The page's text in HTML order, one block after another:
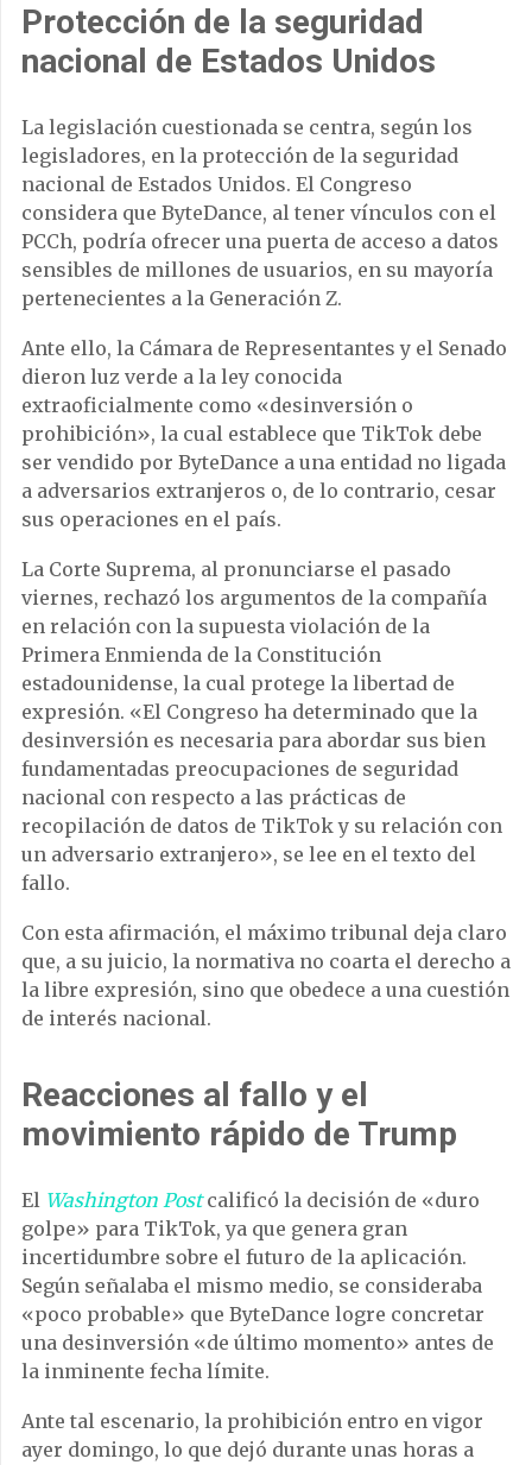
Protección de la seguridad
nacional de Estados Unidos
La legislación cuestionada se centra, según los
legisladores, en la protección de la seguridad
nacional de Estados Unidos. El Congreso
considera que ByteDance, al tener vínculos con el
PCCh, podría ofrecer una puerta de acceso a datos
sensibles de millones de usuarios, en su mayoría
pertenecientes a la Generación Z.
Ante ello, la Cámara de Representantes y el Senado
dieron luz verde a la ley conocida
extraoficialmente como «desinversión o
prohibición», la cual establece que TikTok debe
ser vendido por ByteDance a una entidad no ligada
a adversarios extranjeros o, de lo contrario, cesar
sus operaciones en el país.
La Corte Suprema, al pronunciarse el pasado
viernes, rechazó los argumentos de la compañía
en relación con la supuesta violación de la
Primera Enmienda de la Constitución
estadounidense, la cual protege la libertad de
expresión. «El Congreso ha determinado que la
desinversión es necesaria para abordar sus bien
fundamentadas preocupaciones de seguridad
nacional con respecto a las prácticas de
recopilación de datos de TikTok y su relación con
un adversario extranjero», se lee en el texto del
fallo.
Con esta afirmación, el máximo tribunal deja claro
que, a su juicio, la normativa no coarta el derecho a
la libre expresión, sino que obedece a una cuestión
de interés nacional.
Reacciones al fallo y el
movimiento rápido de Trump
El Washington Postcalificó la decisión de «duro
golpe» para TikTok, ya que genera gran
incertidumbre sobre el futuro de la aplicación.
Según señalaba el mismo medio, se consideraba
«poco probable» que ByteDance logre concretar
una desinversión «de último momento» antes de
la inminente fecha límite.
Ante tal escenario, la prohibición entro en vigor
ayer domingo, lo que dejó durante unas horas a